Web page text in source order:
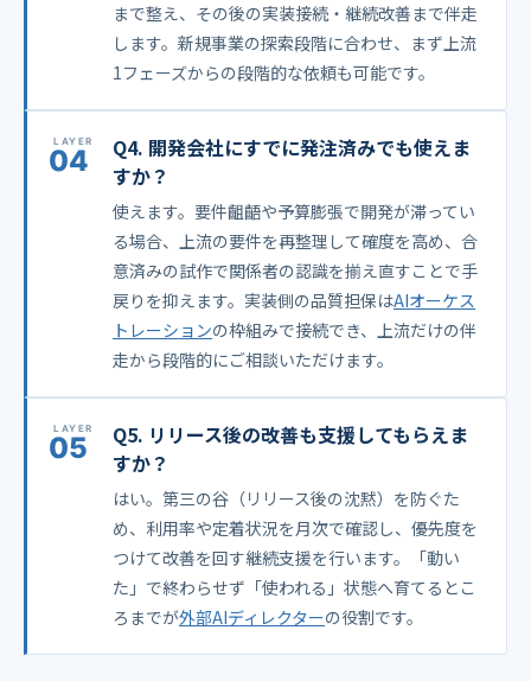
まで整え、その後の実装接続・継続改善まで伴走
します。新規事業の探索段階に合わせ、まず上流
1フェーズからの段階的な依頼も可能です。
Q4. 開発会社にすでに発注済みでも使えま
すか？
使えます。要件齟齬や予算膨張で開発が滞ってい
る場合、上流の要件を再整理して確度を高め、合
意済みの試作で関係者の認識を揃え直すことで手
戻りを抑えます。実装側の品質担保はAIオーケス
トレーションの枠組みで接続でき、上流だけの伴
走から段階的にご相談いただけます。
Q5. リリース後の改善も支援してもらえま
すか？
はい。第三の谷（リリース後の沈黙）を防ぐた
め、利用率や定着状況を月次で確認し、優先度を
つけて改善を回す継続支援を行います。「動い
た」で終わらせず「使われる」状態へ育てるとこ
ろまでが外部AIディレクターの役割です。